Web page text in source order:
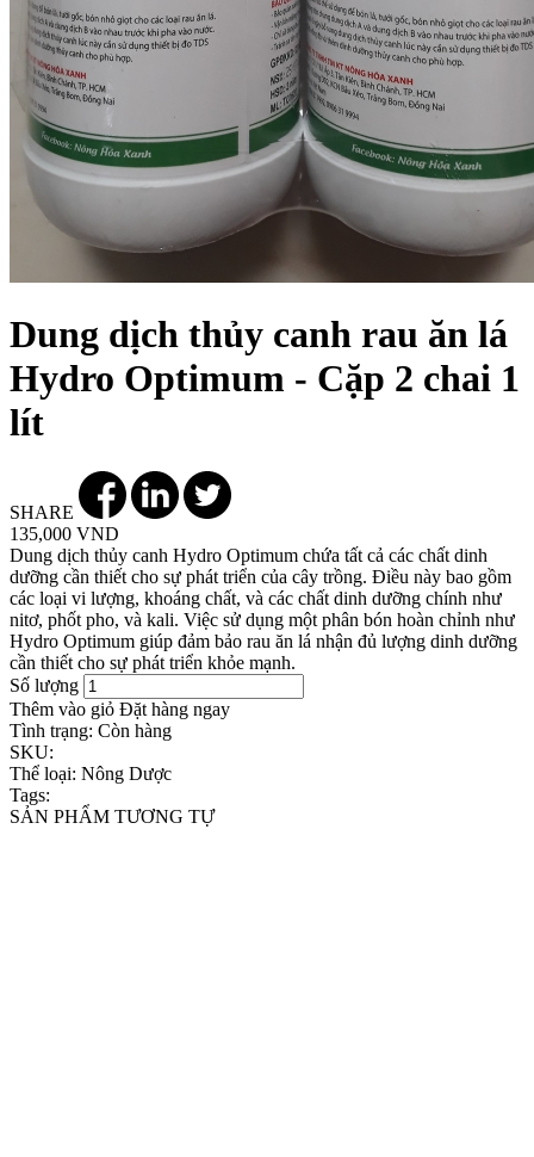
Dung dịch thủy canh rau ăn lá
Hydro Optimum - Cặp 2 chai 1
lít
SHARE
135,000 VND
Dung dịch thủy canh Hydro Optimum chứa tất cả các chất dinh
dưỡng cần thiết cho sự phát triển của cây trồng. Điều này bao gồm
các loại vi lượng, khoáng chất, và các chất dinh dưỡng chính như
nitơ, phốt pho, và kali. Việc sử dụng một phân bón hoàn chỉnh như
Hydro Optimum giúp đảm bảo rau ăn lá nhận đủ lượng dinh dưỡng
cần thiết cho sự phát triển khỏe mạnh.
Số lượng
Thêm vào giỏ Đặt hàng ngay
Tình trạng: Còn hàng
SKU:
Thể loại: Nông Dược
Tags:
SẢN PHẨM TƯƠNG TỰ